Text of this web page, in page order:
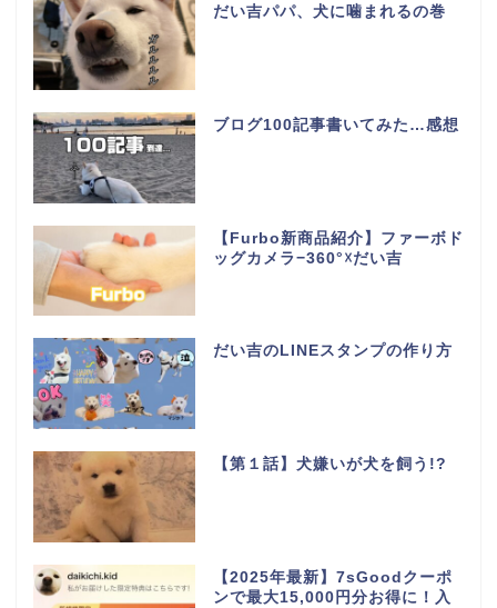
だい吉パパ、犬に噛まれるの巻
ブログ100記事書いてみた…感想
【Furbo新商品紹介】ファーボド
ッグカメラ−360°☓だい吉
だい吉のLINEスタンプの作り方
【第１話】犬嫌いが犬を飼う!?
【2025年最新】7sGoodクーポ
ンで最大15,000円分お得に！入